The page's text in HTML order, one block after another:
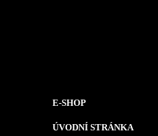
E-SHOP
ÚVODNÍ STRÁNKA